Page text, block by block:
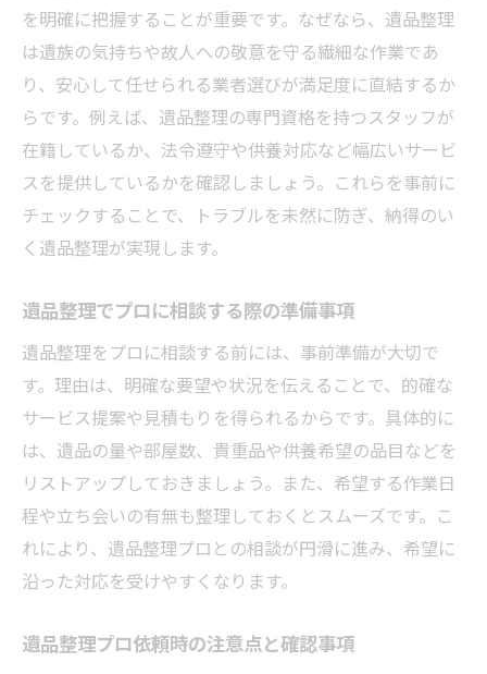
を明確に把握することが重要です。なぜなら、遺品整理
は遺族の気持ちや故人への敬意を守る繊細な作業であ
り、安心して任せられる業者選びが満足度に直結するか
らです。例えば、遺品整理の専門資格を持つスタッフが
在籍しているか、法令遵守や供養対応など幅広いサービ
スを提供しているかを確認しましょう。これらを事前に
チェックすることで、トラブルを未然に防ぎ、納得のい
く遺品整理が実現します。
遺品整理でプロに相談する際の準備事項
遺品整理をプロに相談する前には、事前準備が大切で
す。理由は、明確な要望や状況を伝えることで、的確な
サービス提案や見積もりを得られるからです。具体的に
は、遺品の量や部屋数、貴重品や供養希望の品目などを
リストアップしておきましょう。また、希望する作業日
程や立ち会いの有無も整理しておくとスムーズです。こ
れにより、遺品整理プロとの相談が円滑に進み、希望に
沿った対応を受けやすくなります。
遺品整理プロ依頼時の注意点と確認事項